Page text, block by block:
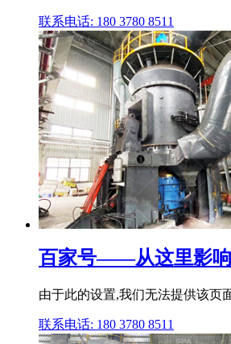
联系电话: 180 3780 8511
百家号——从这里影
由于此的设置,我们无法提供该页
联系电话: 180 3780 8511